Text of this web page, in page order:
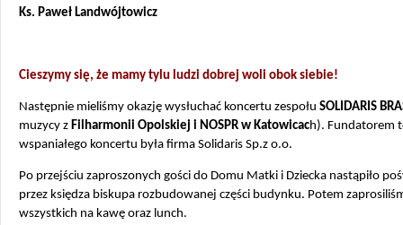
Ks. Paweł Landwójtowicz
Cieszymy się, że mamy tylu ludzi dobrej woli obok siebie!
Następnie mieliśmy okazję wysłuchać koncertu zespołu SOLIDARIS
muzycy z Filharmonii Opolskiej i NOSPR w Katowicach). Fundatorem
wspaniałego koncertu była firma Solidaris Sp.z o.o.
Po przejściu zaproszonych gości do Domu Matki i Dziecka nastąpiło
przez księdza biskupa rozbudowanej części budynku. Potem
wszystkich na kawę oraz lunch.